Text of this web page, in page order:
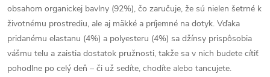
obsahom organickej bavlny (92%), čo zaručuje, že sú nielen šetrné k
životnému prostrediu, ale aj mäkké a príjemné na dotyk. Vďaka
pridanému elastanu (4%) a polyesteru (4%) sa džínsy prispôsobia
vášmu telu a zaistia dostatok pružnosti, takže sa v nich budete cítiť
pohodlne po celý deň – či už sedíte, chodíte alebo tancujete.